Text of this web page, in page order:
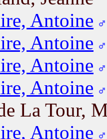
Antoine
Antoine
Antoine
Antoine
La Tour,
Antoine